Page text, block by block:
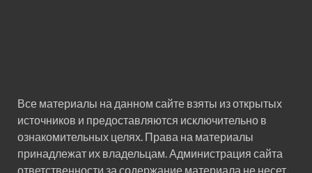
Все материалы на данном сайте взяты из открытых
источников и предоставляются исключительно в
ознакомительных целях. Права на материалы
принадлежат их владельцам. Администрация сайта
ответственности за содержание материала не несет.